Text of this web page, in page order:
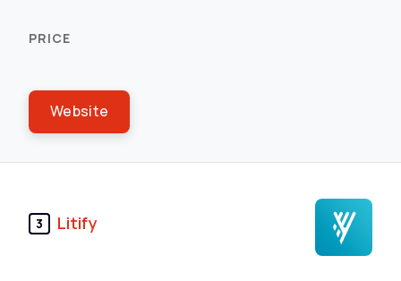
Website
3 Litify